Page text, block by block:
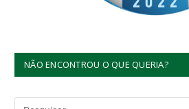
NÃO ENCONTROU O QUE QUERIA?